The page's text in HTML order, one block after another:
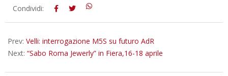
2016-
Condividi:
Prev: Velli: interrogazione M5S su futuro AdR
Next: “Sabo Roma Jewerly” in Fiera,16-18 aprile